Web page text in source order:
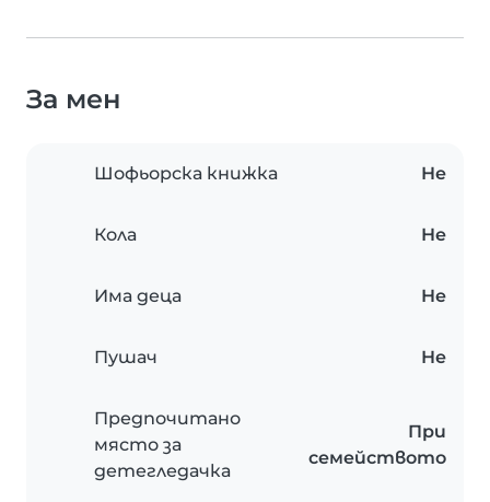
За мен
Шофьорска книжка Не
Кола Не
Има деца Не
Пушач Не
Предпочитано
място за
детегледачка
При
семейството